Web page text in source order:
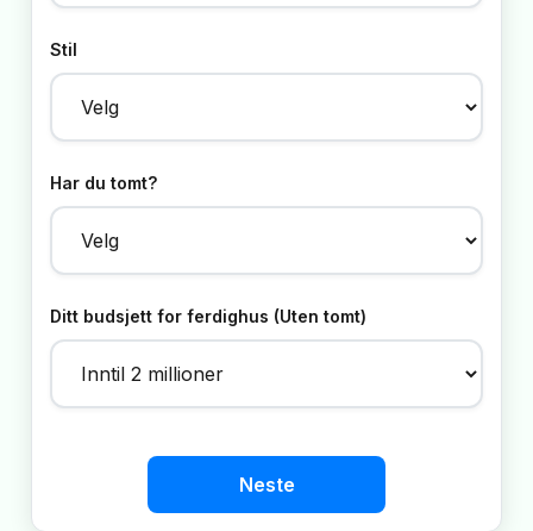
Stil
Har du tomt?
Ditt budsjett for ferdighus (Uten tomt)
Neste